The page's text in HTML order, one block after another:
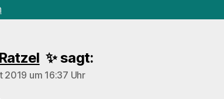
✨(Verified
Member)
sagt:
2019 um 16:37 Uhr